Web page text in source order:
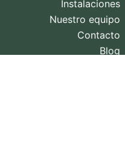
Instalaciones
Nuestro equipo
Contacto
Blog